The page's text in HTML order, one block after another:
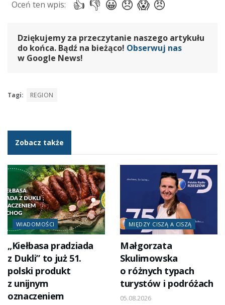
Dziękujemy za przeczytanie naszego artykułu
do końca. Bądź na bieżąco! Obserwuj nas
w Google News!
Tagi: REGION
Zobacz także
WIADOMOŚCI
„Kiełbasa pradziada
z Dukli” to już 51.
polski produkt
z unijnym
oznaczeniem
MIĘDZY CISZĄ A CISZĄ
Małgorzata
Skulimowska
o różnych typach
turystów i podróżach
05.08.2026